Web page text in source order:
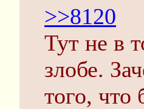
>>8120
Тут не в
злобе.
того, что